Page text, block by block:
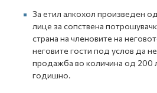
За етил алкохол произведен
лице за сопствена
страна на членовите на
неговите гости под услов да
продажба во количина од 200
годишно.